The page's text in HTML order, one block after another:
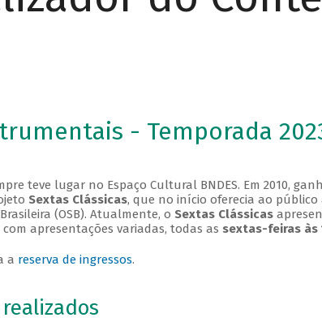
- Temporada
teve lugar no Espaço Cultural BNDES. Em 2010,
Sextas Clássicas, que no início oferecia ao
(OSB). Atualmente, o Sextas Clássicas
apresentações variadas, todas as sextas-feiras às
a reserva de ingressos.